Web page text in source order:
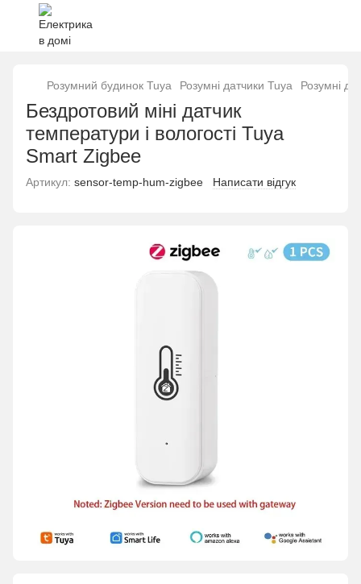
Розумний будинок Tuya Розумні датчики Tuya Розумні
Бездротовий міні датчик
температури і вологості Tuya
Smart Zigbee
Артикул: sensor-temp-hum-zigbee Написати відгук